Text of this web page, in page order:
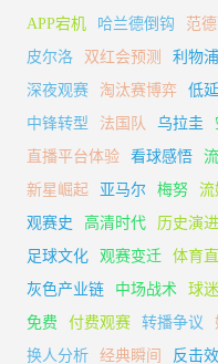
APP宕机
哈兰德倒钩 范
皮尔洛
双红会预测 利物
深夜观赛
淘汰赛博弈 低
中锋转型
法国队 乌拉圭
直播平台体验
看球感悟
新星崛起
亚马尔 梅努 流
观赛史
高清时代 历史演进
足球文化
观赛变迁 体育
灰色产业链
中场战术 球
免费
付费观赛 转播争议
换人分析
经典瞬间 反击